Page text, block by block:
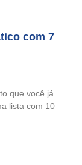
com 7
que você já
lista com 10